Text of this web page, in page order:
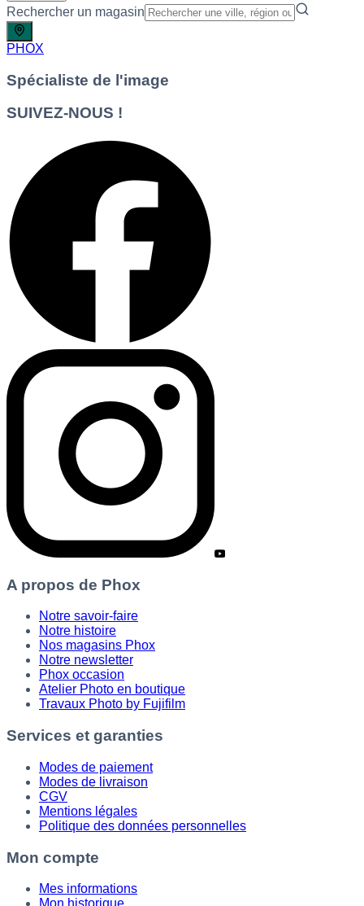
Rechercher un magasin
PHOX
Spécialiste de l'image
SUIVEZ-NOUS !
A propos de Phox
Notre savoir-faire
Notre histoire
Nos magasins Phox
Notre newsletter
Phox occasion
Atelier Photo en boutique
Travaux Photo by Fujifilm
Services et garanties
Modes de paiement
Modes de livraison
CGV
Mentions légales
Politique des données personnelles
Mon compte
Mes informations